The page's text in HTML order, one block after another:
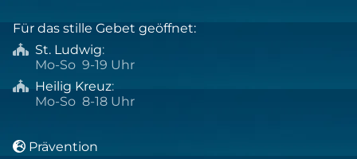
Für das stille Gebet geöffnet:
 St. Ludwig:
Mo-So 9-19 Uhr
 Heilig Kreuz:
Mo-So 8-18 Uhr
 Prävention